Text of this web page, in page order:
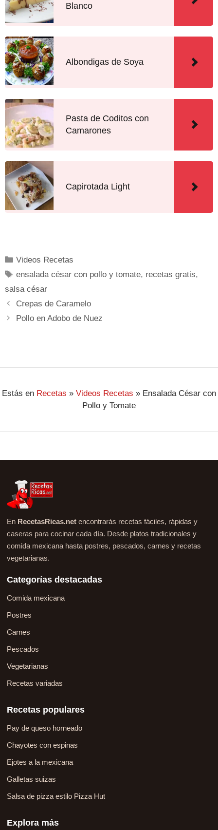
Blanco
Albondigas de Soya
Pasta de Coditos con
Camarones
Capirotada Light
Videos Recetas
ensalada césar con pollo y tomate, recetas gratis,
salsa césar
Crepas de Caramelo
Pollo en Adobo de Nuez
Estás en Recetas » Videos Recetas » Ensalada César con
Pollo y Tomate
En RecetasRicas.net encontrarás recetas fáciles, rápidas y
caseras para cocinar cada día. Desde platos tradicionales y
comida mexicana hasta postres, pescados, carnes y recetas
vegetarianas.
Categorías destacadas
Comida mexicana
Postres
Carnes
Pescados
Vegetarianas
Recetas variadas
Recetas populares
Pay de queso horneado
Chayotes con espinas
Ejotes a la mexicana
Galletas suizas
Salsa de pizza estilo Pizza Hut
Explora más